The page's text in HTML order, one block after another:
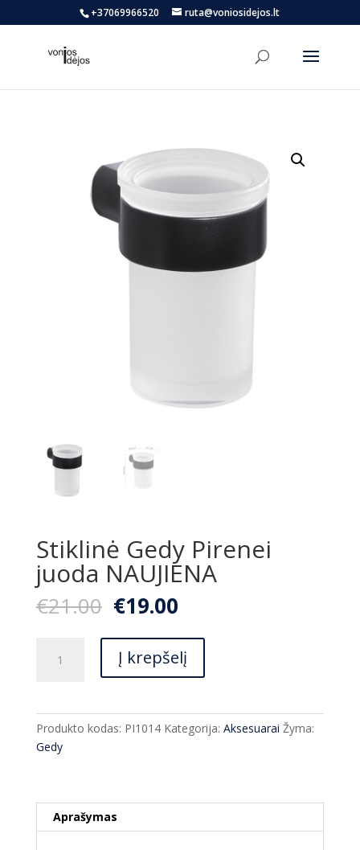
+37069966520 ruta@voniosidejos.lt
Stiklinė Gedy Pirenei
juoda NAUJIENA
€21.00 Original
price
was:
€21.00.
€19.00Current
is:
€19.00.
kiekis:
Pirenei
juoda
NAUJIENA
Į krepšelį
Produkto kodas: PI1014 Kategorija: Aksesuarai Žyma:
Gedy
Aprašymas